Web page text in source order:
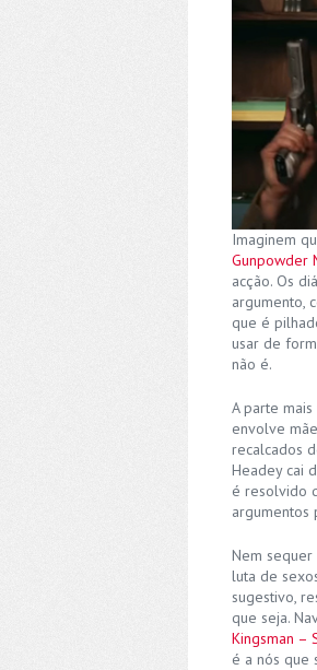
Imaginem
Gunpowder
acção. Os
argumento,
que é
usar de
não é.
A parte
envolve
recalcados
Headey cai
é resolvido
argumentos
Nem
luta de
sugestivo,
que seja.
Kingsman –
é a nós que